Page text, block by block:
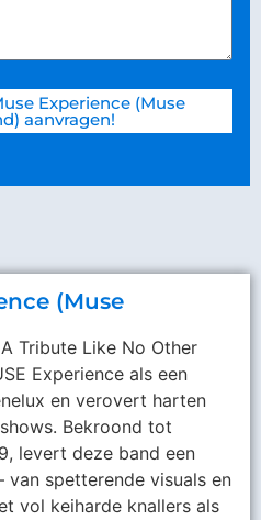
Experience (Muse
aanvragen!
(Muse
Tribute Like No Other
Experience als een
en verovert harten
Bekroond tot
levert deze band een
van spetterende visuals en
vol keiharde knallers als